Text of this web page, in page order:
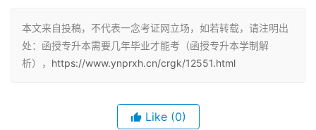
函授专升本的毕业时间一般在每年的6月和12月，报名时间
是每年的8月到9月份，考试时间是10月中下旬，次年的3月
份入学。想要顺利毕业，考生需要在两年多时间内，按照院
本文来自投稿，不代表一念考证网立场，如若转载，请注明出
处：函授专升本需要几年毕业才能考（函授专升本学制解
析）， https://www.ynprxh.cn/crgk/12551.html
Like (0)